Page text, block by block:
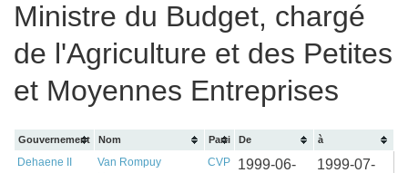
Ministre du Budget, chargé
de l'Agriculture et des Petites
et Moyennes Entreprises
Gouvernement Nom Parti De à
Dehaene II
Van Rompuy
CVP
1999-06-
1999-07-